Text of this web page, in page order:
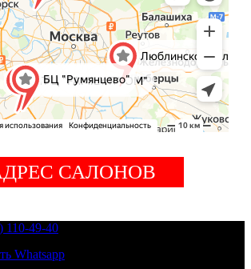
САЛОНОВ
110-49-40
Whatsapp